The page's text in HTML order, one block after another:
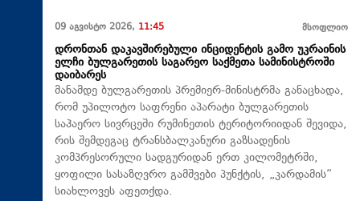
09 აგვისტო 2026, 11:45 მსოფლიო
დრონთან დაკავშირებული ინციდენტის გამო უკრაინის
ელჩი ბულგარეთის საგარეო საქმეთა სამინისტროში
დაიბარეს
მანამდე ბულგარეთის პრემიერ-მინისტრმა განაცხადა,
რომ უპილოტო საფრენი აპარატი ბულგარეთის
საჰაერო სივრცეში რუმინეთის ტერიტორიიდან შევიდა,
რის შემდეგაც ტრანსბალკანური გაზსადენის
კომპრესორული სადგურიდან ერთ კილომეტრში,
ყოფილი სასაზღვრო გამშვები პუნქტის, „კარდამის“
სიახლოვეს აფეთქდა.